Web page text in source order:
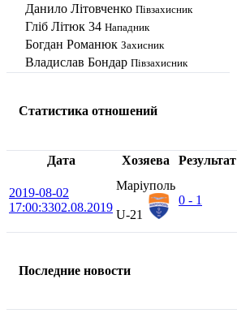
Данило Літовченко Півзахисник
Гліб Літюк 34 Нападник
Богдан Романюк Захисник
Владислав Бондар Півзахисник
Статистика отношений
Дата Хозяева Результат
2019-08-02
17:00:3302.08.2019
Маріуполь
U-21
0 - 1
Последние новости